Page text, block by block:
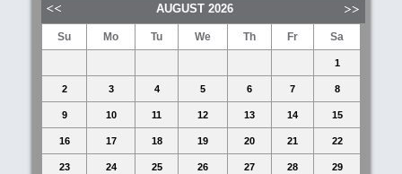
AUGUST 2026
Su Mo Tu We Th Fr Sa
1
2 3 4 5 6 7 8
9 10 11 12 13 14 15
16 17 18 19 20 21 22
23 24 25 26 27 28 29